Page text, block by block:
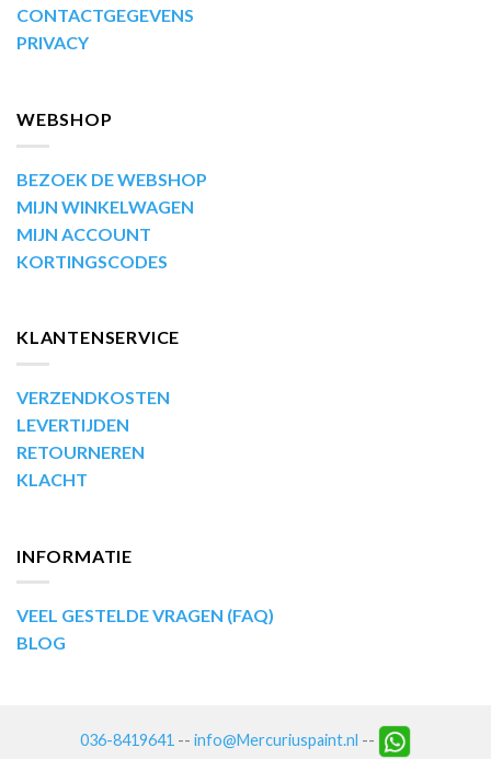
CONTACTGEGEVENS
PRIVACY
WEBSHOP
BEZOEK DE WEBSHOP
MIJN WINKELWAGEN
MIJN ACCOUNT
KORTINGSCODES
KLANTENSERVICE
VERZENDKOSTEN
LEVERTIJDEN
RETOURNEREN
KLACHT
INFORMATIE
VEEL GESTELDE VRAGEN (FAQ)
BLOG
036-8419641 -- info@Mercuriuspaint.nl --